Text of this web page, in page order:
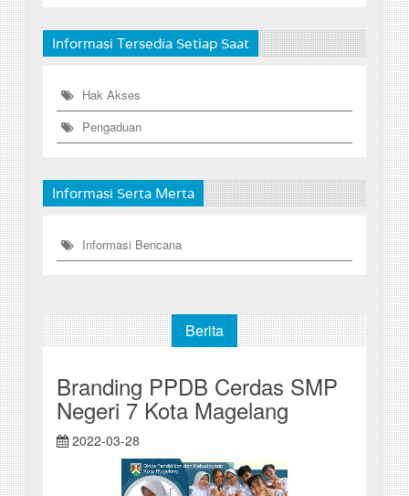
Informasi Tersedia Setiap Saat
Hak Akses
Pengaduan
Informasi Serta Merta
Informasi Bencana
Berita
Branding PPDB Cerdas SMP
Negeri 7 Kota Magelang
2022-03-28